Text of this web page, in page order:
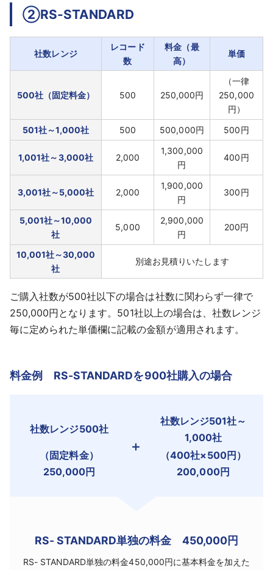
②RS-STANDARD
社数レンジ
レコード
数
料金（最
高）
単価
500社（固定料金） 500 250,000円
（一律
250,000
円）
501社～1,000社
500 500,000円 500円
1,001社～3,000社 2,000
1,300,000
円
400円
3,001社～5,000社 2,000
1,900,000
円
300円
5,001社～10,000
社
5,000
2,900,000
円
200円
10,001社～30,000
社
別途お見積りいたします
ご購入社数が500社以下の場合は社数に関わらず一律で
250,000円となります。501社以上の場合は、社数レンジ
毎に定められた単価欄に記載の金額が適用されます。
料金例 RS-STANDARDを900社購入の場合
社数レンジ500社
＋
社数レンジ501社～
1,000社
（固定料金）
250,000円
（400社×500円）
200,000円
RS- STANDARD単独の料金 450,000円
RS- STANDARD単独の料金450,000円に基本料金を加えた